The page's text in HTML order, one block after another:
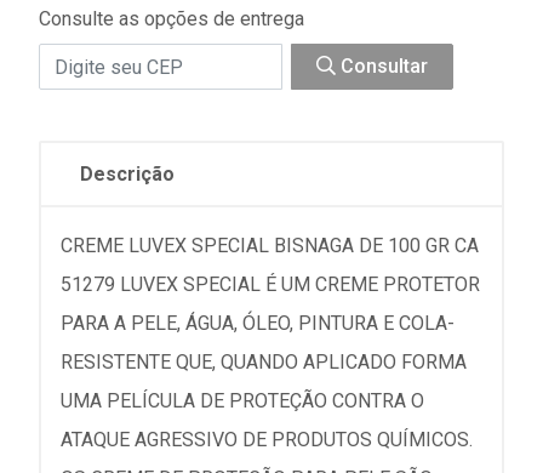
Consulte as opções de entrega
Consultar
Descrição
CREME LUVEX SPECIAL BISNAGA DE 100 GR CA
51279 LUVEX SPECIAL É UM CREME PROTETOR
PARA A PELE, ÁGUA, ÓLEO, PINTURA E COLA-
RESISTENTE QUE, QUANDO APLICADO FORMA
UMA PELÍCULA DE PROTEÇÃO CONTRA O
ATAQUE AGRESSIVO DE PRODUTOS QUÍMICOS.